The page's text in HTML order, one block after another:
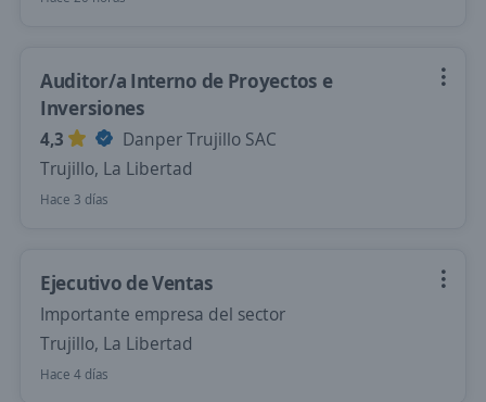
Auditor/a Interno de Proyectos e
Inversiones
4,3
Danper Trujillo SAC
Trujillo, La Libertad
Hace 3 días
Ejecutivo de Ventas
Importante empresa del sector
Trujillo, La Libertad
Hace 4 días